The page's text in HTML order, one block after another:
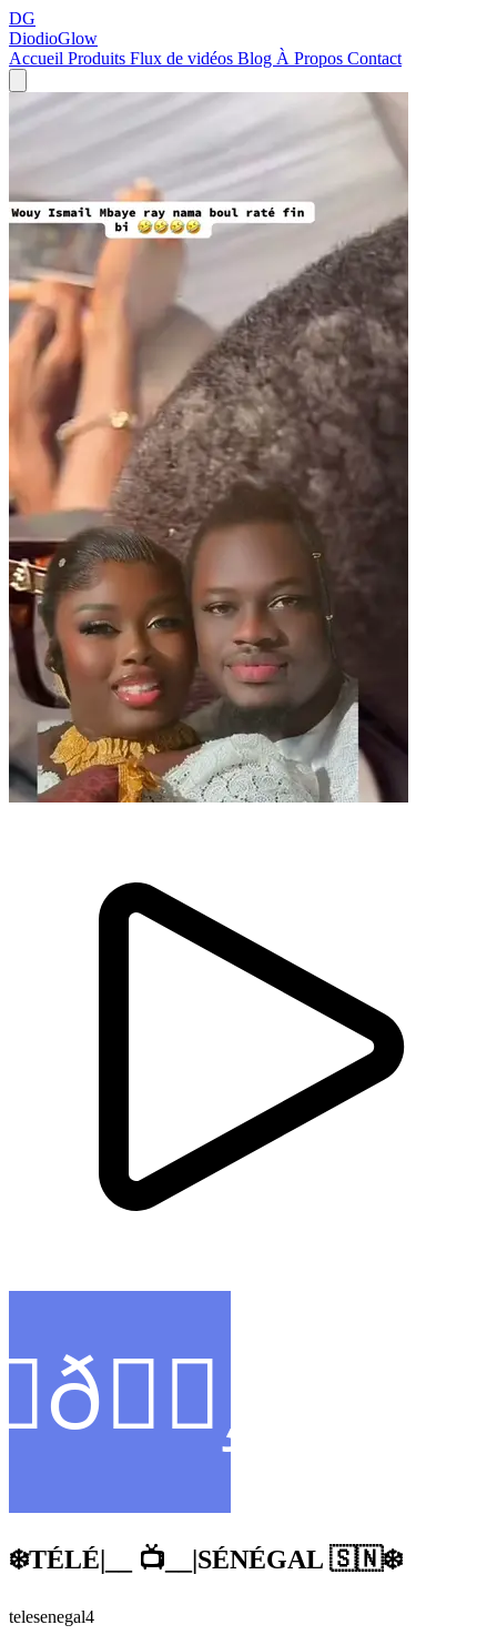
DG
DiodioGlow
Accueil Produits Flux de vidéos Blog À Propos Contact
❄️TÉLÉ|__ 📺__|SÉNÉGAL 🇸🇳❄️
telesenegal4